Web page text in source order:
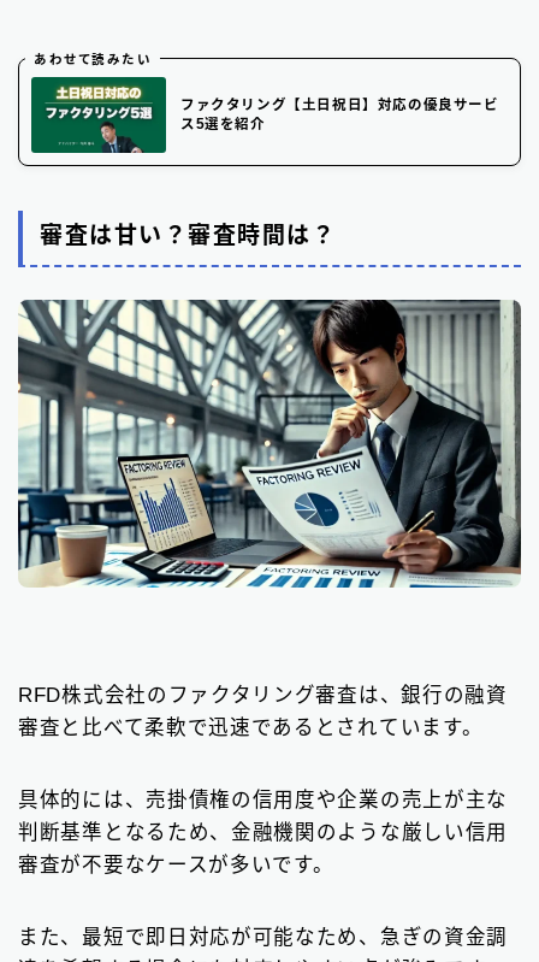
あわせて読みたい
ファクタリング【土日祝日】対応の優良サービ
ス5選を紹介
審査は甘い？審査時間は？
RFD株式会社のファクタリング審査は、銀行の融資
審査と比べて柔軟で迅速であるとされています。
具体的には、売掛債権の信用度や企業の売上が主な
判断基準となるため、金融機関のような厳しい信用
審査が不要なケースが多いです。
また、最短で即日対応が可能なため、急ぎの資金調